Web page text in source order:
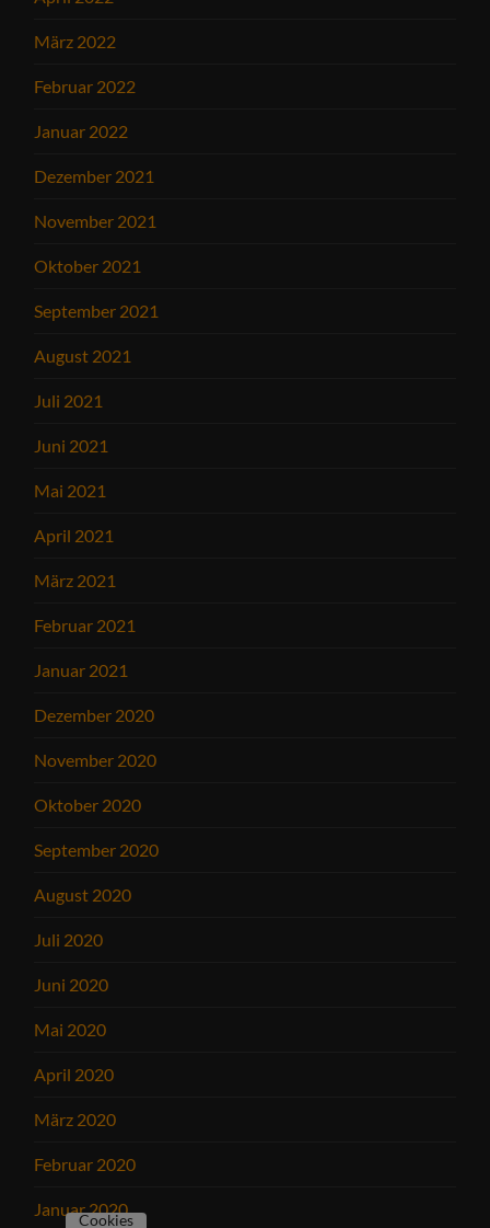
März 2022
Februar 2022
Januar 2022
Dezember 2021
November 2021
Oktober 2021
September 2021
August 2021
Juli 2021
Juni 2021
Mai 2021
April 2021
März 2021
Februar 2021
Januar 2021
Dezember 2020
November 2020
Oktober 2020
September 2020
August 2020
Juli 2020
Juni 2020
Mai 2020
April 2020
März 2020
Februar 2020
Januar 2020
Cookies